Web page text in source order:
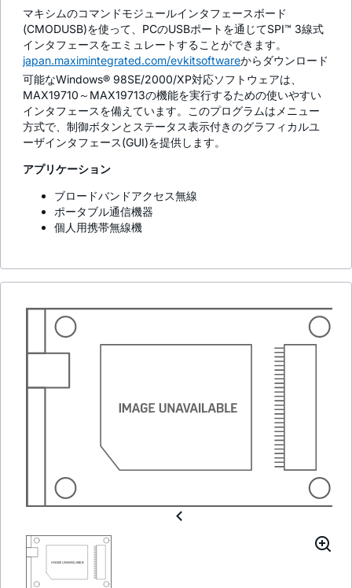
マキシムのコマンドモジュールインタフェースボード
(CMODUSB)を使って、PCのUSBポートを通じてSPI™ 3線式
インタフェースをエミュレートすることができます。
japan.maximintegrated.com/evkitsoftwareからダウンロード
可能なWindows® 98SE/2000/XP対応ソフトウェアは、
MAX19710～MAX19713の機能を実行するための使いやすい
インタフェースを備えています。このプログラムはメニュー
方式で、制御ボタンとステータス表示付きのグラフィカルユ
ーザインタフェース(GUI)を提供します。
アプリケーション
ブロードバンドアクセス無線
ポータブル通信機器
個人用携帯無線機